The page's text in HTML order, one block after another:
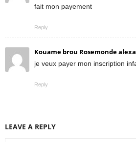
fait mon payement
Reply
Kouame brou Rosemonde
je veux payer mon inscription
Reply
LEAVE A REPLY